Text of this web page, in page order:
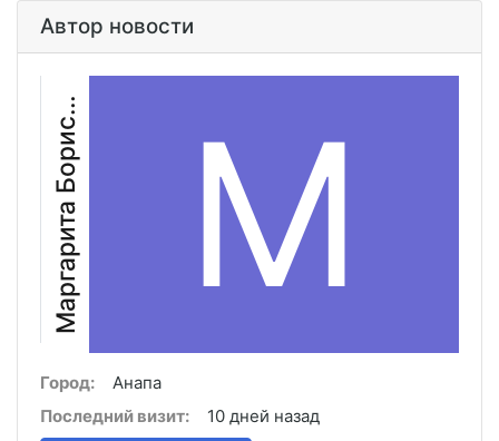
Автор новости
М
а
р
г
а
р
и
т
а
Б
о
р
и
с
о
в
а М
Город:
Анапа
Последний визит:
10 дней назад